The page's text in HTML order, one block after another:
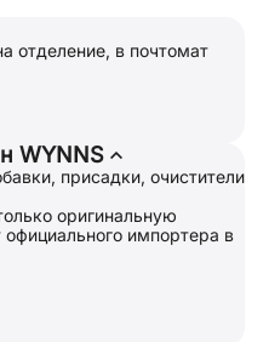
отделение, в почтомат
WYNNS
присадки, очистители
оригинальную
импортера в